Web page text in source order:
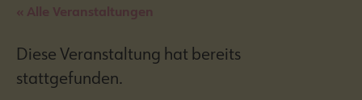
« Alle Veranstaltungen
Diese Veranstaltung hat bereits
stattgefunden.